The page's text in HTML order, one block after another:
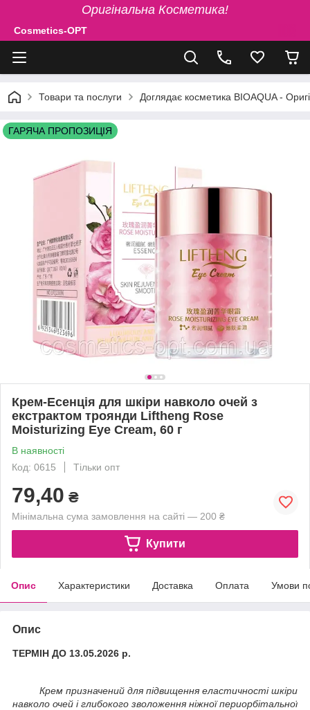
Оригінальна Косметика!
Cosmetics-OPT
Товари та послуги Доглядає косметика BIOAQUA -
ГАРЯЧА ПРОПОЗИЦІЯ
Крем-Есенція для шкіри навколо очей з
екстрактом троянди Liftheng Rose
Moisturizing Eye Cream, 60 г
В наявності
Код: 0615
Тільки опт
79,40 ₴
Мінімальна сума замовлення на сайті — 200 ₴
Купити
Опис Характеристики Доставка Оплата Умови
Опис
ТЕРМІН ДО 13.05.2026 р.
Крем призначений для підвищення еластичності шкіри
навколо очей і глибокого зволоження ніжної периорбітальної